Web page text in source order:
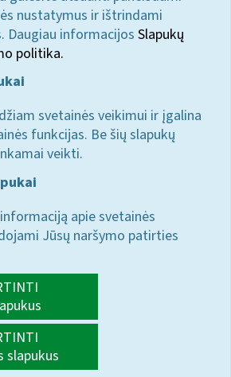
nustatymus ir ištrindami
Daugiau informacijos Slapukų
politika.
svetainės veikimui ir įgalina
funkcijas. Be šių slapukų
veikti.
apie svetainės
Jūsų naršymo patirties
slapukus